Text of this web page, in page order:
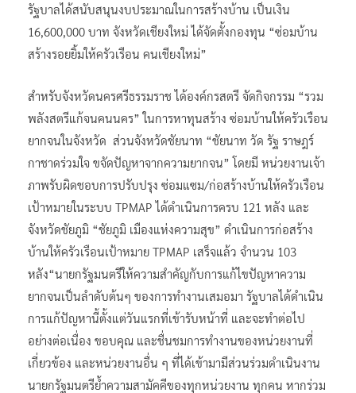
รัฐบาลได้สนับสนุนงบประมาณในการสร้างบ้าน เป็นเงิน
16,600,000 บาท จังหวัดเชียงใหม่ ได้จัดตั้งกองทุน “ซ่อมบ้าน
สร้างรอยยิ้มให้ครัวเรือน คนเชียงใหม่”
สำหรับจังหวัดนครศรีธรรมราช ได้องค์กรสตรี จัดกิจกรรม “รวม
พลังสตรีแก้จนคนนคร” ในการหาทุนสร้าง ซ่อมบ้านให้ครัวเรือน
ยากจนในจังหวัด ส่วนจังหวัดชัยนาท “ชัยนาท วัด รัฐ ราษฎร์
กาชาดร่วมใจ ขจัดปัญหาจากความยากจน” โดยมี หน่วยงานเจ้า
ภาพรับผิดชอบการปรับปรุง ซ่อมแซม/ก่อสร้างบ้านให้ครัวเรือน
เป้าหมายในระบบ TPMAP ได้ดำเนินการครบ 121 หลัง และ
จังหวัดชัยภูมิ “ชัยภูมิ เมืองแห่งความสุข” ดำเนินการก่อสร้าง
บ้านให้ครัวเรือนเป้าหมาย TPMAP เสร็จแล้ว จำนวน 103
หลัง“นายกรัฐมนตรีให้ความสำคัญกับการแก้ไขปัญหาความ
ยากจนเป็นลำดับต้นๆ ของการทำงานเสมอมา รัฐบาลได้ดำเนิน
การแก้ปัญหานี้ตั้งแต่วันแรกที่เข้ารับหน้าที่ และจะทำต่อไป
อย่างต่อเนื่อง ขอบคุณ และชื่นชมการทำงานของหน่วยงานที่
เกี่ยวข้อง และหน่วยงานอื่น ๆ ที่ได้เข้ามามีส่วนร่วมดำเนินงาน
นายกรัฐมนตรีย้ำความสามัคคีของทุกหน่วยงาน ทุกคน หากร่วม